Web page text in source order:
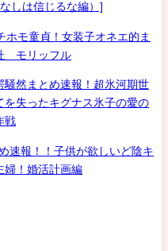
しは信じるな編）]
モ童貞！女装子オネエ的ま
モリッフル
然まとめ速報！超氷河期世
失ったキグナス氷子の愛の
戦
速報！！子供が欲しいど陰キ
婦！婚活計画編